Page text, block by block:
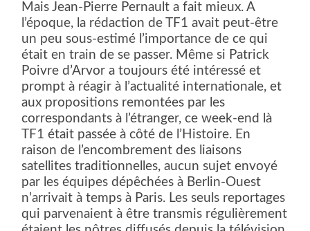
Mais Jean-Pierre Pernault a fait mieux. A
l’époque, la rédaction de TF1 avait peut-être
un peu sous-estimé l’importance de ce qui
était en train de se passer. Même si Patrick
Poivre d’Arvor a toujours été intéressé et
prompt à réagir à l’actualité internationale, et
aux propositions remontées par les
correspondants à l’étranger, ce week-end là
TF1 était passée à côté de l’Histoire. En
raison de l’encombrement des liaisons
satellites traditionnelles, aucun sujet envoyé
par les équipes dépêchées à Berlin-Ouest
n’arrivait à temps à Paris. Les seuls reportages
qui parvenaient à être transmis régulièrement